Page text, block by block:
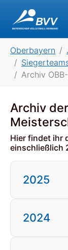
Oberbayern
Archiv
Archiv
Hier findet ihr
einschließlich
2025
2024